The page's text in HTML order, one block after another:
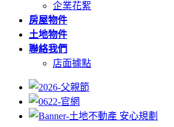
企業花絮
房屋物件
土地物件
聯絡我們
店面據點